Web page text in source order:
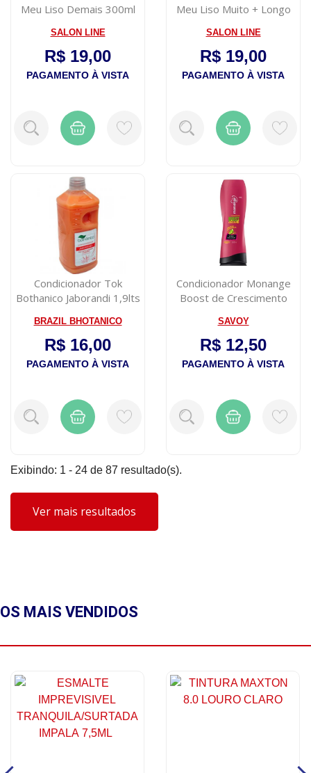
Meu Liso Demais 300ml
SALON LINE
R$ 19,00
PAGAMENTO À VISTA
Meu Liso Muito + Longo
SALON LINE
R$ 19,00
PAGAMENTO À VISTA
Condicionador Tok
Bothanico Jaborandi 1,9lts
BRAZIL BHOTANICO
R$ 16,00
PAGAMENTO À VISTA
Condicionador Monange
Boost de Crescimento
SAVOY
R$ 12,50
PAGAMENTO À VISTA
Exibindo: 1 - 24 de 87 resultado(s).
Ver mais resultados
OS MAIS VENDIDOS